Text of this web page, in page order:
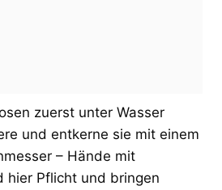
zuerst unter Wasser
und entkerne sie mit einem
– Hände mit
hier Pflicht und bringen